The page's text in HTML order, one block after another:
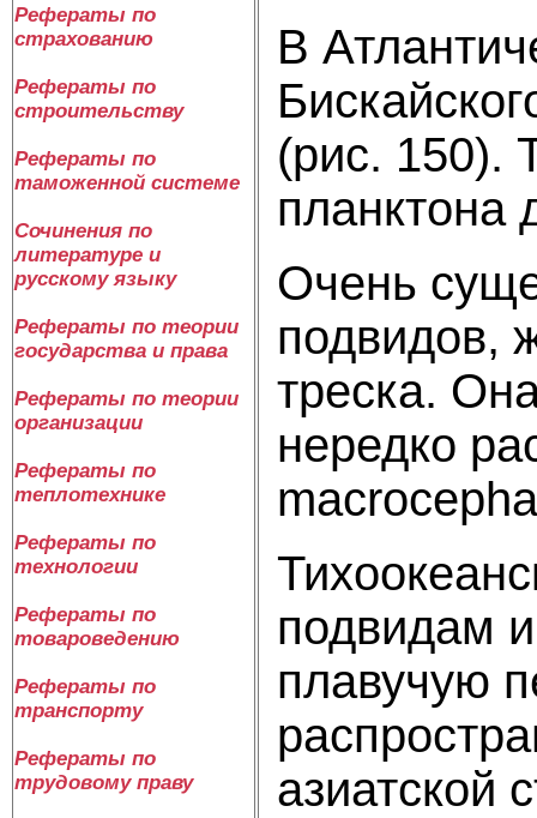
Рефераты по
страхованию
Рефераты по
строительству
Рефераты по
таможенной системе
Сочинения по
литературе и
русскому языку
Рефераты по теории
государства и права
Рефераты по теории
организации
Рефераты по
теплотехнике
Рефераты по
технологии
Рефераты по
товароведению
Рефераты по
транспорту
Рефераты по
трудовому праву
В
(рис. 150).
планктона
Очень
подвидов,
треска.
нередко
подвидам
плавучую
азиатской